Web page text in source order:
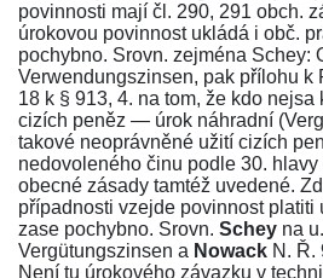
povinnosti mají čl. 290, 291 obch.
úrokovou povinnost ukládá i obč.
pochybno. Srovn. zejména Schey:
Verwendungszinsen, pak přílohu k
18 k § 913, 4. na tom, že kdo nejsa
cizích peněz — úrok náhradní
takové neoprávněné užití cizích
nedovoleného činu podle 30.
obecné zásady tamtéž uvedené.
případnosti vzejde povinnost platiti
zase pochybno. Srovn. Schey na
Vergütungszinsen a Nowack N. Ř.
Není tu úrokového závazku v